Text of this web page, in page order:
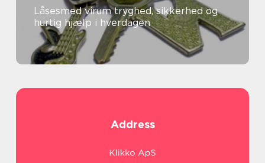
Låsesmed virum tryghed, sikkerhed og
hurtig hjælp i hverdagen
Address